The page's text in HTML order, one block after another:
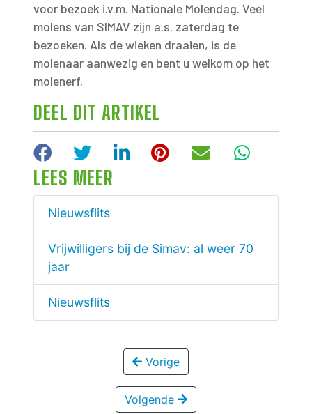
voor bezoek i.v.m. Nationale Molendag. Veel
molens van SIMAV zijn a.s. zaterdag te
bezoeken. Als de wieken draaien, is de
molenaar aanwezig en bent u welkom op het
molenerf.
DEEL DIT ARTIKEL
FacebookTwitterLinkedInPinterest
E-mail
LEES MEER
Nieuwsflits
Vrijwilligers bij de Simav: al weer 70
jaar
Nieuwsflits
Vorige
Volgende